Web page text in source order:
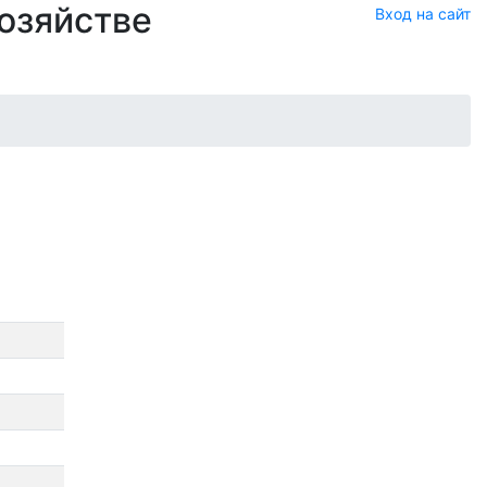
Вход на сайт